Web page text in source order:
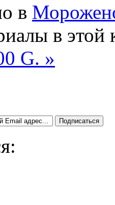
в
в этой
G. »